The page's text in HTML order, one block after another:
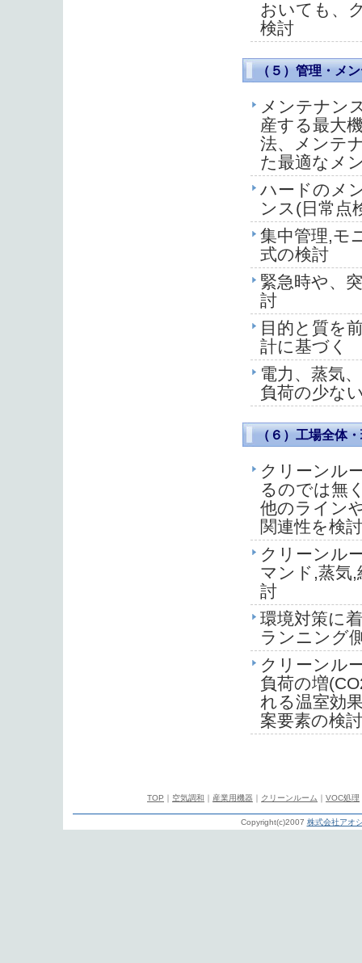
おいても、
検討
（５）管理・メ
メンテナン
産する最大
法、メンテ
た最適なメ
ハードのメ
ンス(日常点
集中管理,モ
式の検討
緊急時や、
討
目的と質を
計に基づく
電力、蒸気
負荷の少な
（６）工場全体
クリーンル
るのでは無
他のライン
関連性を検討
クリーンル
マンド,蒸気,
討
環境対策に
ランニング
クリーンル
負荷の増
れる温室効
案要素の検討
TOP ｜ 空気調和 ｜ 産業用機器 ｜ クリーンルーム ｜ VOC処理
Copyright(c)2007 株式会社アオ